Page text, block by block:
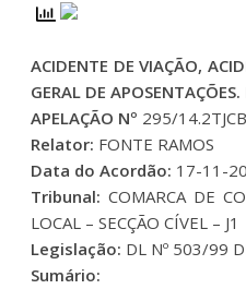
ACIDENTE DE VIAÇÃO,
GERAL DE
APELAÇÃO Nº 295/
Relator: FONTE RAMOS
Data do Acordão: 17-11-
Tribunal:COMARCA DE
LOCAL – SECÇÃO CÍVEL – J1
Legislação: DL Nº 503/99
Sumário: